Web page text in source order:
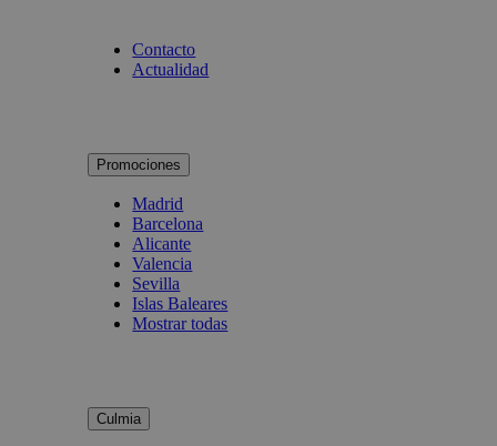
Contacto
Actualidad
Promociones
Madrid
Barcelona
Alicante
Valencia
Sevilla
Islas Baleares
Mostrar todas
Culmia